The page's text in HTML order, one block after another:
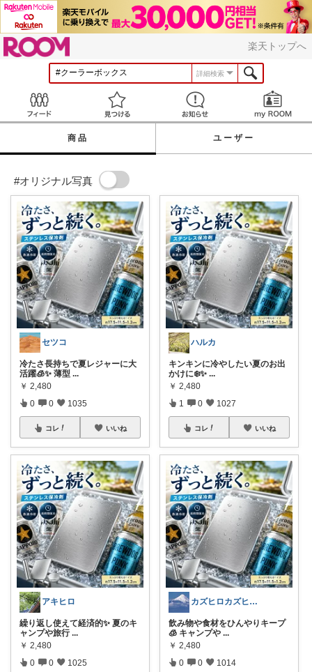
楽天トップへ
詳細検索
見つける お知らせ
商品 ユーザー
#オリジナル写真
セツコ
冷たさ長持ちで夏レジャーに大
活躍🧊✨ 薄型 ...
￥ 2,480
0 0 1035
コレ いいね
アキヒロ
繰り返し使えて経済的✨ 夏のキ
ャンプや旅行 ...
￥ 2,480
0 0 1025
ハルカ
キンキンに冷やしたい夏のお出
かけに❄️✨ ...
￥ 2,480
1 0 1027
コレ いいね
カズヒロカズヒロカズヒロ
飲み物や食材をひんやりキープ
🧊 キャンプや ...
￥ 2,480
0 0 1014